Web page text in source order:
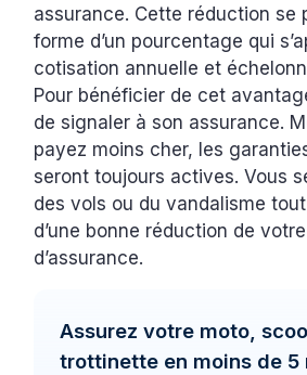
assurance. Cette réduction se
forme d’un pourcentage qui
cotisation annuelle et
Pour bénéficier de cet
de signaler à son assurance.
payez moins cher, les
seront toujours actives. Vous
des vols ou du vandalisme
d’une bonne réduction de
d’assurance.
Assurez votre moto,
trottinette en moins de 5